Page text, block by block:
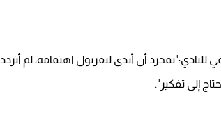
للنادي:"بمجرد أن أبدى ليفربول اهتمامه، لم أتردد
إلى تفكير".